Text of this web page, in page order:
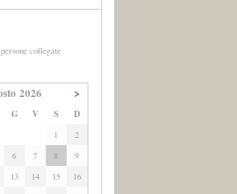
persone collegate
2026 >
G V S D
1
2
6 7 8
9
13 14 15
16